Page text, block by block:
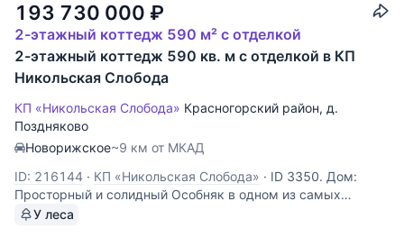
193 730 000 ₽
2-этажный коттедж 590 м² с отделкой
2-этажный коттедж 590 кв. м с отделкой в КП
Никольская Слобода
КП «Никольская Слобода» Красногорский район, д.
Поздняково
Новорижское~9 км от МКАД
ID: 216144 · КП «Никольская Слобода» · ID 3350. Дом:
Просторный и солидный Особняк в одном из самых
статусных и известных поселков подмосковья
У леса